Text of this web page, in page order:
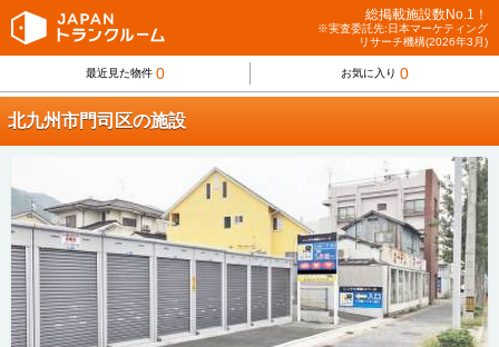
総掲載施設数No.1！
※実査委託先:日本マーケティング
リサーチ機構(2026年3月)
最近見た物件 0 お気に入り 0
北九州市門司区の施設